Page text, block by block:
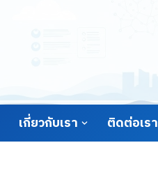
เกี่ยวกับเรา ติดต่อเรา